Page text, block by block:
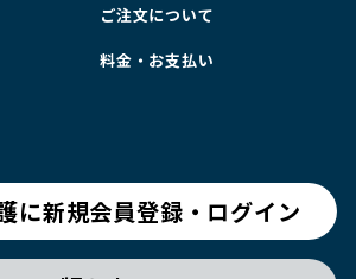
ご注文について
料金・お支払い
に新規会員登録・ログイン